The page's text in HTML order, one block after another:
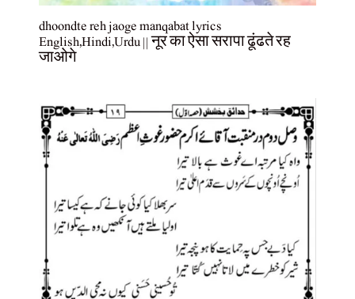
dhoondte reh jaoge manqabat lyrics
English,Hindi,Urdu || नूर का ऐसा सरापा ढूंढते रह
जाओगे